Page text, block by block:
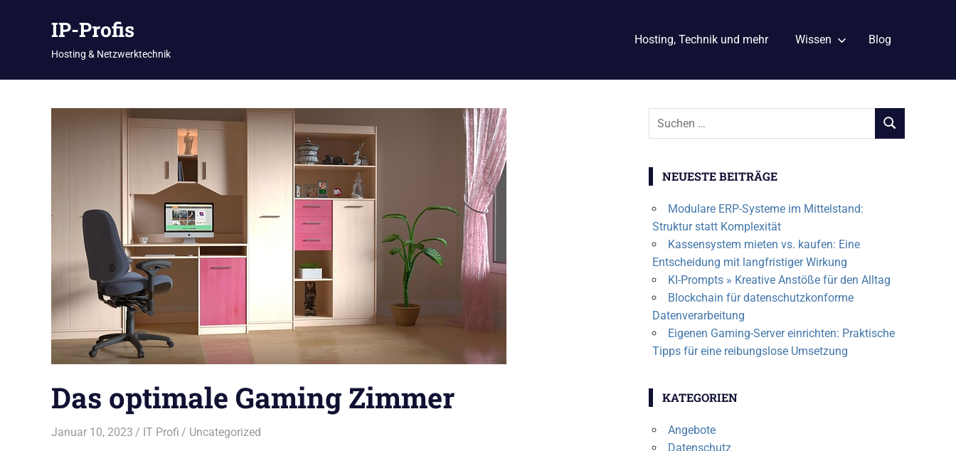
IP-Profis
Hosting & Netzwerktechnik
Hosting, Technik und mehr Wissen Blog
Das optimale Gaming Zimmer
Januar 10, 2023 IT Profi Uncategorized
Suchen
SUCHEN
NEUESTE BEITRÄGE
Modulare ERP-Systeme im Mittelstand:
Struktur statt Komplexität
Kassensystem mieten vs. kaufen: Eine
Entscheidung mit langfristiger Wirkung
KI-Prompts » Kreative Anstöße für den Alltag
Blockchain für datenschutzkonforme
Datenverarbeitung
Eigenen Gaming-Server einrichten: Praktische
Tipps für eine reibungslose Umsetzung
KATEGORIEN
Angebote
Datenschutz